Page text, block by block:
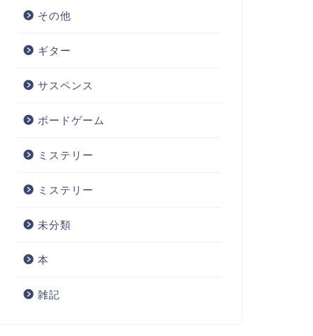
時計の秘密』（フランク・グ
その他
ギター
サスペンス
ボードゲーム
ミステリー
ミステリー
未分類
本
雑記